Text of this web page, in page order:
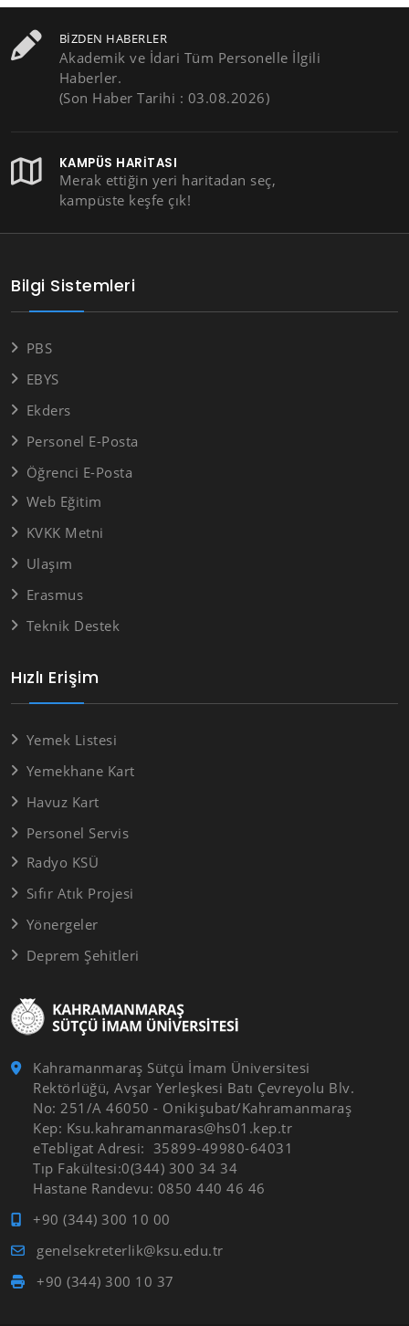
BIZDEN HABERLER
Akademik ve İdari Tüm Personelle İlgili
Haberler.
(Son Haber Tarihi : 03.08.2026)
KAMPÜS HARITASI
Merak ettiğin yeri haritadan seç,
kampüste keşfe çık!
Kahramanmaraş Sütçü İmam Üniversitesi
Rektörlüğü, Avşar Yerleşkesi Batı Çevreyolu Blv.
No: 251/A 46050 - Onikişubat/Kahramanmaraş
Kep: Ksu.kahramanmaras@hs01.kep.tr
eTebligat Adresi: 35899-49980-64031
Tıp Fakültesi:0(344) 300 34 34
Hastane Randevu: 0850 440 46 46
+90 (344) 300 10 00
genelsekreterlik@ksu.edu.tr
+90 (344) 300 10 37
Hızlı Erişim
Yemek Listesi
Yemekhane Kart
Havuz Kart
Personel Servis
Radyo KSÜ
Sıfır Atık Projesi
Yönergeler
Deprem Şehitleri
Bilgi Sistemleri
PBS
EBYS
Ekders
Personel E-Posta
Öğrenci E-Posta
Web Eğitim
KVKK Metni
Ulaşım
Erasmus
Teknik Destek